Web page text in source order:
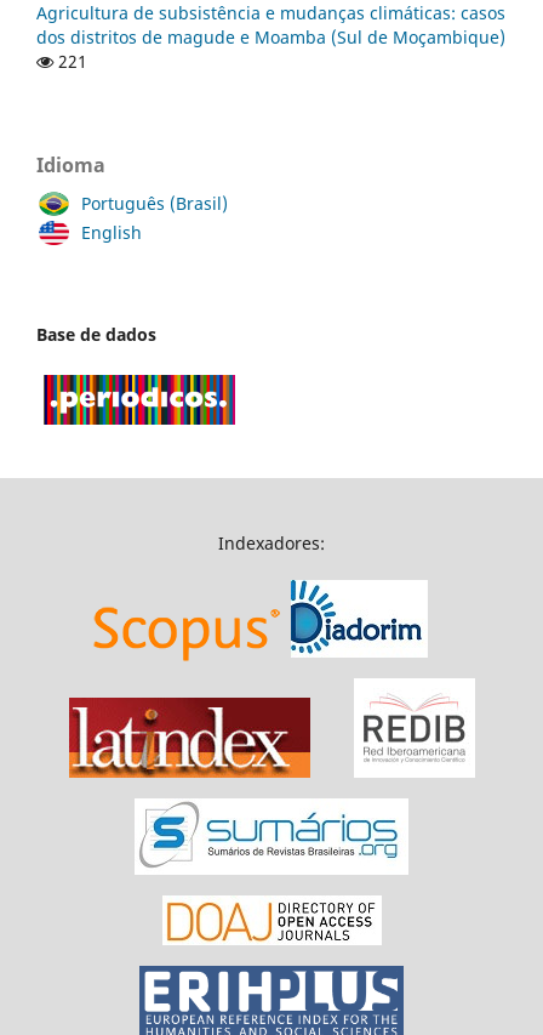
Agricultura de subsistência e mudanças climáticas: casos
dos distritos de magude e Moamba (Sul de Moçambique)
221
Idioma
Português (Brasil)
English
Base de dados
Indexadores: